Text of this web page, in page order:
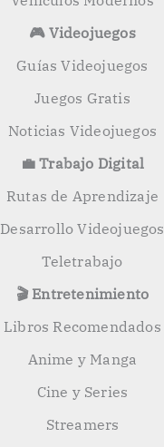
🎮 Videojuegos
Guías Videojuegos
Juegos Gratis
Noticias Videojuegos
💼 Trabajo Digital
Rutas de Aprendizaje
Desarrollo Videojuegos
Teletrabajo
🎬 Entretenimiento
Libros Recomendados
Anime y Manga
Cine y Series
Streamers